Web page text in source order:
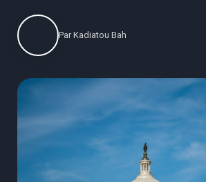
Par Kadiatou Bah